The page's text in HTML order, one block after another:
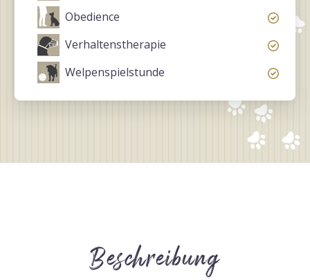
Obedience
Verhaltenstherapie
Welpenspielstunde
Beschreibung